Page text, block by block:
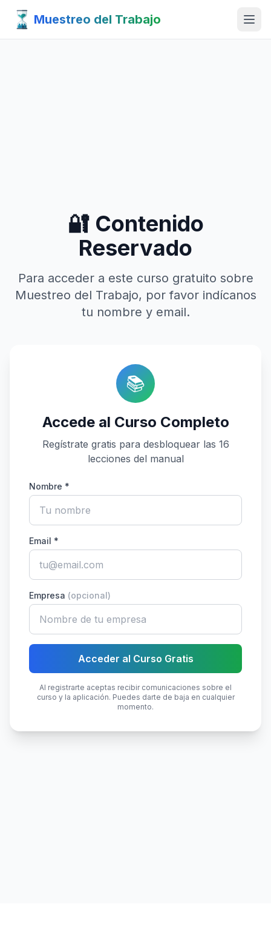
Muestreo del Trabajo
🔐 Contenido
Reservado
Para acceder a este curso gratuito sobre
Muestreo del Trabajo, por favor indícanos
tu nombre y email.
📚
Accede al Curso Completo
Regístrate gratis para desbloquear las 16
lecciones del manual
Nombre *
Email *
Empresa (opcional)
Acceder al Curso Gratis
Al registrarte aceptas recibir comunicaciones sobre el
curso y la aplicación. Puedes darte de baja en cualquier
momento.